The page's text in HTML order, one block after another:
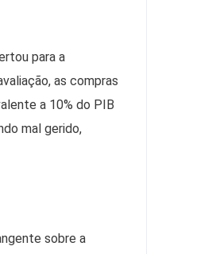
para a
as compras
a 10% do PIB
mal gerido,
sobre a